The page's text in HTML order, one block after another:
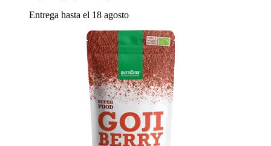
Entrega hasta el 18 agosto